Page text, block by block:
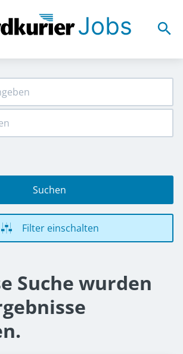
Suchen
Filter einschalten
Suche wurden